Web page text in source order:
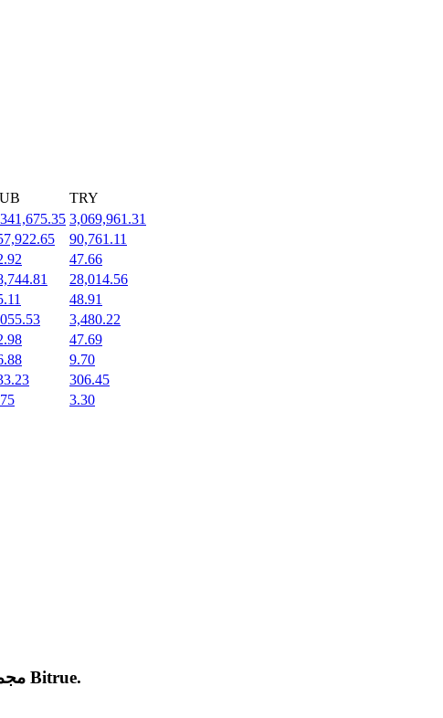
TRY
3,069,961.31
90,761.11
47.66
28,014.56
48.91
3,480.22
47.69
9.70
306.45
3.30
Bitrue.